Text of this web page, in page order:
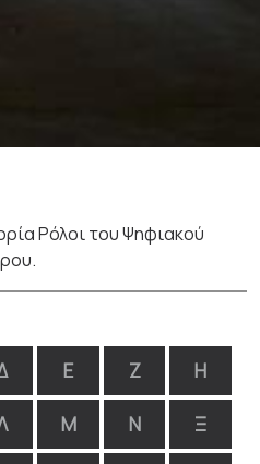
Ρόλοι του Ψηφιακού
Ε Ζ Η
Μ Ν Ξ